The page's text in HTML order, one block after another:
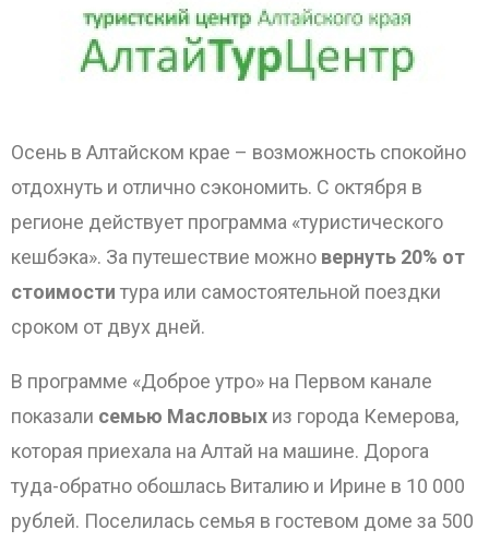
Осень в Алтайском крае – возможность спокойно
отдохнуть и отлично сэкономить. С октября в
регионе действует программа «туристического
кешбэка». За путешествие можно вернуть 20% от
стоимости тура или самостоятельной поездки
сроком от двух дней.
В программе «Доброе утро» на Первом канале
показали семью Масловых из города Кемерова,
которая приехала на Алтай на машине. Дорога
туда-обратно обошлась Виталию и Ирине в 10 000
рублей. Поселилась семья в гостевом доме за 500
ОТПРАВИТЬ